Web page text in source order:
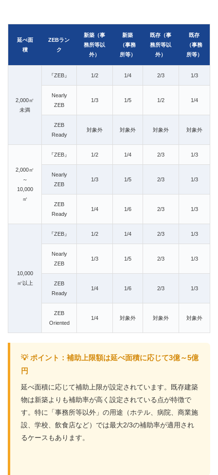
延べ面
積
ZEBラン
ク
新築（事
務所等以
外）
新築
（事務
所等）
既存（事
務所等以
外）
既存
（事務
所等）
2,000㎡
未満
『ZEB』 1/2 1/4 2/3 1/3
Nearly
ZEB
1/3 1/5 1/2 1/4
ZEB
Ready
対象外 対象外 対象外 対象外
2,000㎡
～
10,000
㎡
『ZEB』 1/2 1/4 2/3 1/3
Nearly
ZEB
1/3 1/5 2/3 1/3
ZEB
Ready
1/4 1/6 2/3 1/3
10,000
㎡以上
『ZEB』 1/2 1/4 2/3 1/3
Nearly
ZEB
1/3 1/5 2/3 1/3
ZEB
Ready
1/4 1/6 2/3 1/3
ZEB
Oriented
1/4 対象外 対象外 対象外
💡 ポイント：補助上限額は延べ面積に応じて3億～5億
円
延べ面積に応じて補助上限が設定されています。既存建築
物は新築よりも補助率が高く設定されている点が特徴で
す。特に「事務所等以外」の用途（ホテル、病院、商業施
設、学校、飲食店など）では最大2/3の補助率が適用され
るケースもあります。